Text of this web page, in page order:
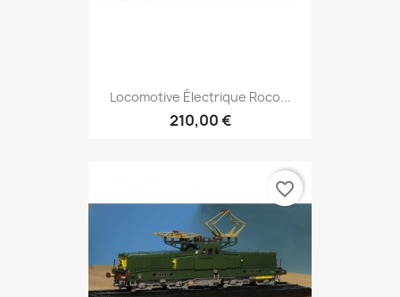
Locomotive Électrique Roco...
210,00 €
favorite_border